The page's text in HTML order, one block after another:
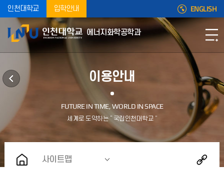
인천대학교 입학안내 ENGLISH
에너지화학공학과
이용안내
사이트맵